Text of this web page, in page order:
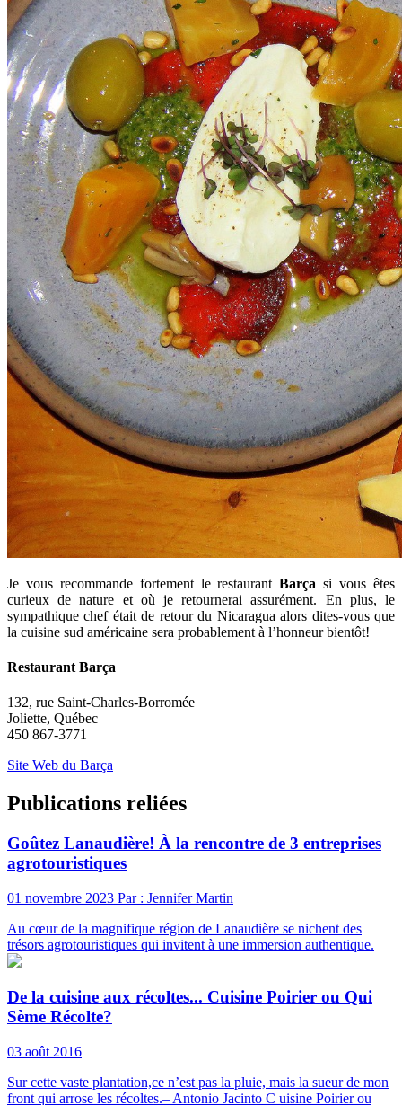
Je vous recommande fortement le restaurantBarça si vous êtes
curieux de nature et où je retournerai assurément. En plus, le
sympathique chef était de retour du Nicaragua alors dites-vous que
la cuisine sud américaine sera probablement à l’honneur bientôt!
Restaurant Barça
132, rue Saint-Charles-Borromée
Joliette, Québec
450 867-3771
Site Web du Barça
Publications reliées
Goûtez Lanaudière! À la rencontre de 3 entreprises
agrotouristiques
01 novembre 2023 Par : Jennifer Martin
Au cœur de la magnifique région de Lanaudière se nichent des
trésors agrotouristiques qui invitent à une immersion authentique.
De la cuisine aux récoltes... Cuisine Poirier ou Qui
Sème Récolte?
03 août 2016
Sur cette vaste plantation,ce n’est pas la pluie, mais la sueur de mon
front qui arrose les récoltes.– Antonio Jacinto C uisine Poirier ou